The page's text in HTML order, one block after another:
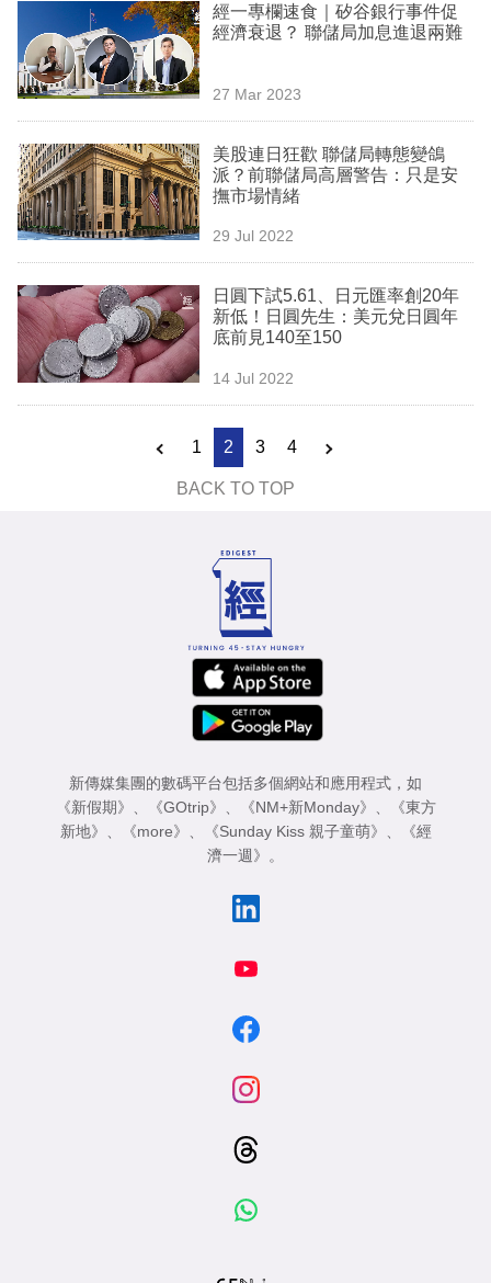
經一專欄速食｜矽谷銀行事件促
經濟衰退？ 聯儲局加息進退兩難
27 Mar 2023
美股連日狂歡 聯儲局轉態變鴿
派？前聯儲局高層警告：只是安
撫市場情緒
29 Jul 2022
日圓下試5.61、日元匯率創20年
新低！日圓先生：美元兌日圓年
底前見140至150
14 Jul 2022
1 2 3 4
BACK TO TOP
新傳媒集團的數碼平台包括多個網站和應用程式，如
《新假期》 、 《GOtrip》 、 《NM+新Monday》 、
《東方
新地》 、 《more》 、 《Sunday Kiss 親子童萌》 、
《經
濟一週》 。